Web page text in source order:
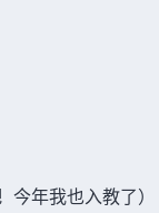
年我也入教了）